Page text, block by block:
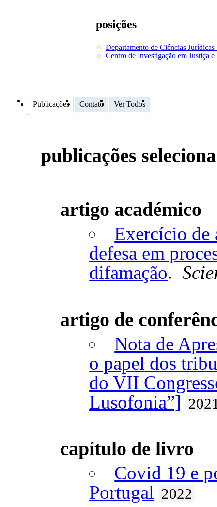
posições
Departamento de Ciências Jurídicas
Centro de Investigação em Justiça
Publicações Contato Ver Todos
publicações
artigo académico
Exercício de
defesa em
difamação.
artigo de
Nota de
o papel dos
do VII
Lusofonia”]
capítulo de livro
Covid 19 e
Portugal 2022